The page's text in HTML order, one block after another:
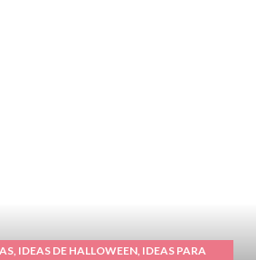
, IDEAS DE HALLOWEEN, IDEAS PARA